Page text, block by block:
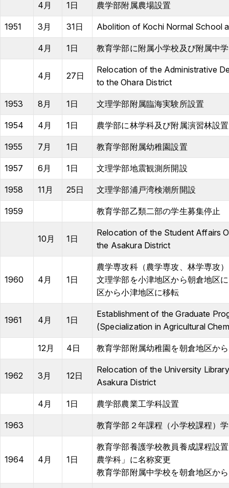
SitemapFor University Members Only
Inst Fac
ebo
X
You
Tub
LIN
News
Language 日本語 English
Font size Normal Large
Background WT BL BL
4月 1日 農学部附属農場設置
1951 3月 31日 Abolition of Kochi Normal School
4月 1日 教育学部に附属小学校及び附属中
4月 27日
Relocation of the Administrative
to the Ohara District
1953 8月 1日 文理学部附属臨海実験所設置
1954 4月 1日 農学部に林学科及び附属演習林設置
1955 7月 1日 教育学部附属幼稚園設置
1957 6月 1日 文理学部地震観測所開設
1958 11月 25日 文理学部浦戸湾検潮所開設
1959 教育学部乙類二部の学生募集停止
10月 1日
Relocation of the Student Affairs
the Asakura District
1960 4月 1日
農学専攻科（農学専攻、林学専攻
文理学部を小津地区から朝倉地区
区から小津地区に移転
1961 4月 1日
Establishment of the Graduate
(Specialization in Agricultural
12月 4日 教育学部附属幼稚園を朝倉地区か
1962 3月 12日
Relocation of the University
Asakura District
4月 1日 農学部農業工学科設置
1963 教育学部２年課程（小学校課程）
1964 4月 1日
教育学部養護学校教員養成課程設
農学科」に名称変更
教育学部附属中学校を朝倉地区か